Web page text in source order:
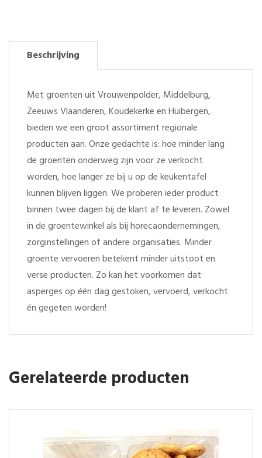
Beschrijving
Met groenten uit Vrouwenpolder, Middelburg,
Zeeuws Vlaanderen, Koudekerke en Huibergen,
bieden we een groot assortiment regionale
producten aan. Onze gedachte is: hoe minder lang
de groenten onderweg zijn voor ze verkocht
worden, hoe langer ze bij u op de keukentafel
kunnen blijven liggen. We proberen ieder product
binnen twee dagen bij de klant af te leveren. Zowel
in de groentewinkel als bij horecaondernemingen,
zorginstellingen of andere organisaties. Minder
groente vervoeren betekent minder uitstoot en
verse producten. Zo kan het voorkomen dat
asperges op één dag gestoken, vervoerd, verkocht
én gegeten worden!
Gerelateerde producten